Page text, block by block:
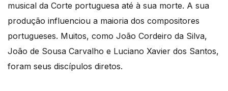
musical da Corte portuguesa até à sua morte. A sua
produção influenciou a maioria dos compositores
portugueses. Muitos, como João Cordeiro da Silva,
João de Sousa Carvalho e Luciano Xavier dos Santos,
foram seus discípulos diretos.